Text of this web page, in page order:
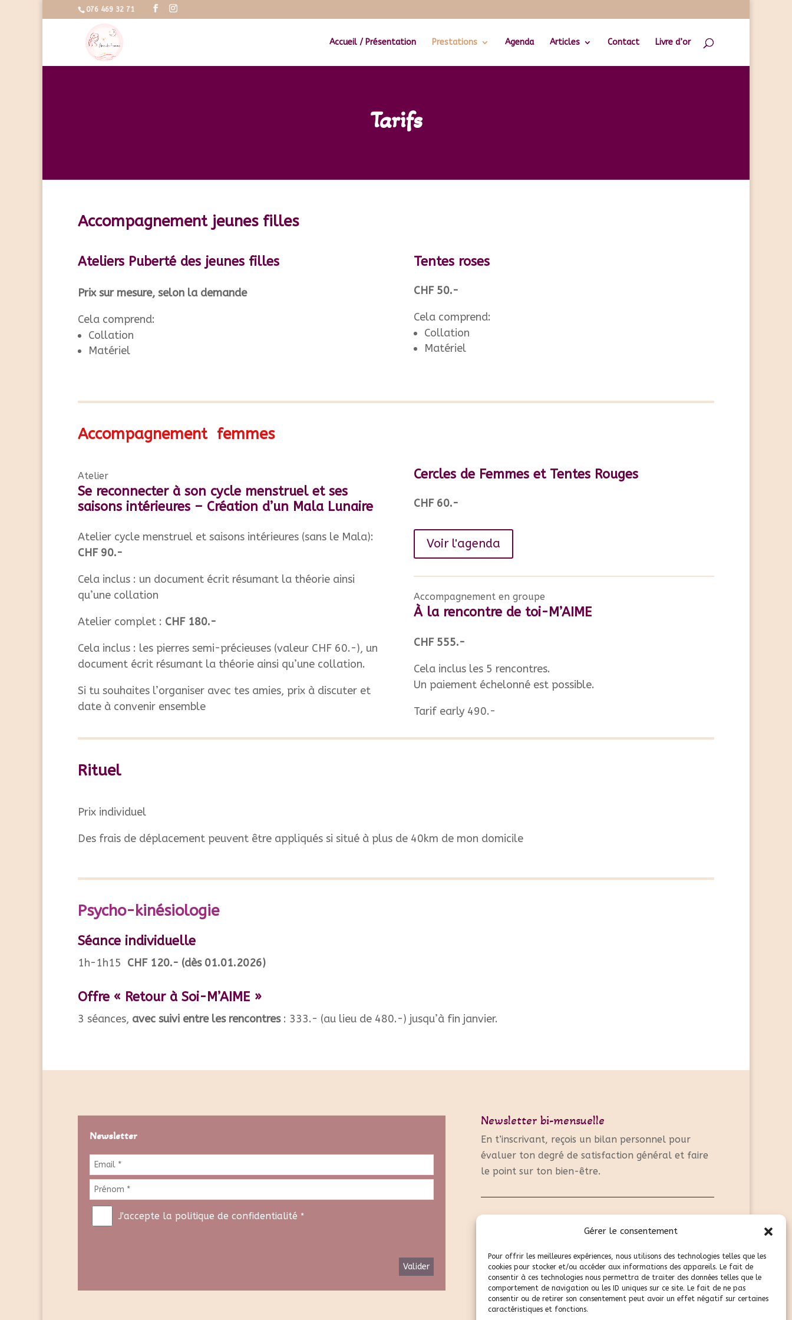
Gérer le consentement
Pour offrir les meilleures expériences, nous utilisons des technologies telles que les
cookies pour stocker et/ou accéder aux informations des appareils. Le fait de
consentir à ces technologies nous permettra de traiter des données telles que le
comportement de navigation ou les ID uniques sur ce site. Le fait de ne pas
consentir ou de retirer son consentement peut avoir un effet négatif sur certaines
caractéristiques et fonctions.
076 469 32 71
Accueil / Présentation Prestations Agenda Articles Contact Livre d’or
Tarifs
Accompagnement jeunes filles
Ateliers Puberté des jeunes filles
Prix sur mesure, selon la demande
Cela comprend:
Collation
Matériel
Tentes roses
CHF 50.-
Cela comprend:
Collation
Matériel
Accompagnement femmes
Atelier
Se reconnecter à son cycle menstruel et ses
saisons intérieures – Création d’un Mala Lunaire
Atelier cycle menstruel et saisons intérieures (sans le Mala):
CHF 90.-
Cela inclus : un document écrit résumant la théorie ainsi
qu’une collation
Atelier complet : CHF 180.-
Cela inclus : les pierres semi-précieuses (valeur CHF 60.-), un
document écrit résumant la théorie ainsi qu’une collation.
Si tu souhaites l’organiser avec tes amies, prix à discuter et
date à convenir ensemble
Cercles de Femmes et Tentes Rouges
CHF 60.-
Voir l'agenda
Accompagnement en groupe
À la rencontre de toi-M’AIME
CHF 555.-
Cela inclus les 5 rencontres.
Un paiement échelonné est possible.
Tarif early 490.-
Rituel
Prix individuel
Des frais de déplacement peuvent être appliqués si situé à plus de 40km de mon domicile
Psycho-kinésiologie
Séance individuelle
1h-1h15 CHF 120.- (dès 01.01.2026)
Offre « Retour à Soi-M’AIME »
3 séances, avec suivi entre les rencontres: 333.- (au lieu de 480.-) jusqu’à fin janvier.
Newsletter
J'accepte la politique de confidentialité *
Newsletter bi-mensuelle
En t’inscrivant, reçois un bilan personnel pour
évaluer ton degré de satisfaction général et faire
le point sur ton bien-être.
Prendre contact